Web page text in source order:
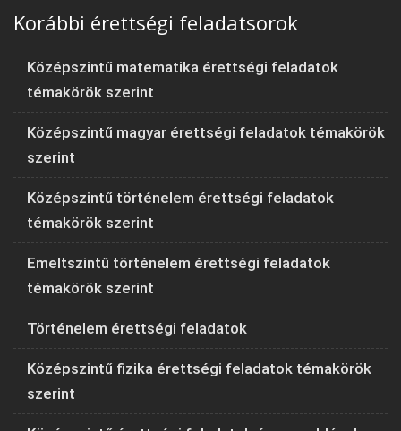
Korábbi érettségi feladatsorok
Középszintű matematika érettségi feladatok
témakörök szerint
Középszintű magyar érettségi feladatok témakörök
szerint
Középszintű történelem érettségi feladatok
témakörök szerint
Emeltszintű történelem érettségi feladatok
témakörök szerint
Történelem érettségi feladatok
Középszintű fizika érettségi feladatok témakörök
szerint